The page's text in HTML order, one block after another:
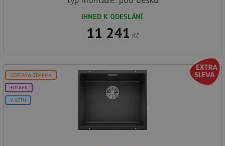
IHNED K ODESLÁNÍ
11 241 Kč
DOPRAVA ZDARMA
+DÁREK
V SETU